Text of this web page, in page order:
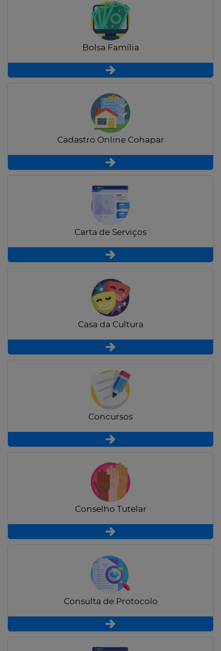
Bolsa Família
Cadastro Online Cohapar
Carta de Serviços
Casa da Cultura
Concursos
Conselho Tutelar
Consulta de Protocolo